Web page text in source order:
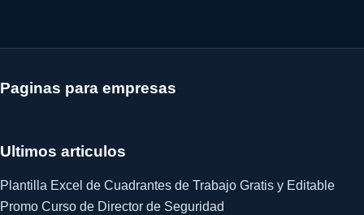
Paginas para empresas
Ultimos articulos
Plantilla Excel de Cuadrantes de Trabajo Gratis y Editable
Promo Curso de Director de Seguridad